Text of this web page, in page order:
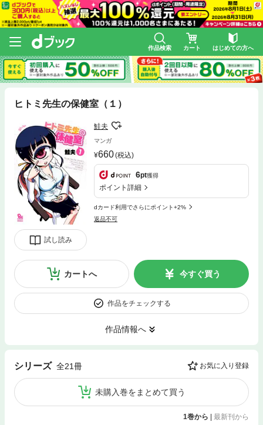
作品検索 カート はじめての方へ
ヒトミ先生の保健室（１）
試し読み
鮭夫
マンガ
660(税込)
6pt獲得
ポイント詳細
dカード利用でさらにポイント+2%
返品不可
カートへ 今すぐ買う
作品をチェックする
作品情報へ
シリーズ 全21冊 お気に入り登録
未購入巻をまとめて買う
1巻から | 最新刊から